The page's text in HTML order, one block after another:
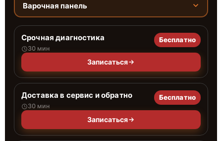
Варочная панель
Срочная диагностика
30 мин
Бесплатно
Записаться
Доставка в сервис и обратно
30 мин
Бесплатно
Записаться